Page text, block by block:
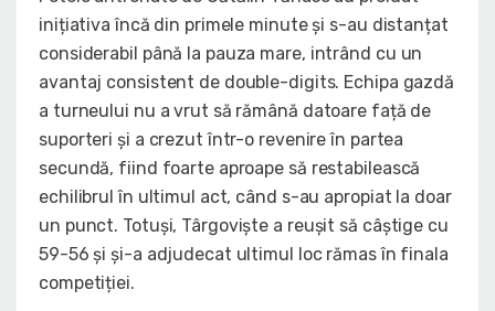
inițiativa încă din primele minute și s-au distanțat
considerabil până la pauza mare, intrând cu un
avantaj consistent de double-digits. Echipa gazdă
a turneului nu a vrut să rămână datoare față de
suporteri și a crezut într-o revenire în partea
secundă, fiind foarte aproape să restabilească
echilibrul în ultimul act, când s-au apropiat la doar
un punct. Totuși, Târgoviște a reușit să câștige cu
59-56 și și-a adjudecat ultimul loc rămas în finala
competiției.